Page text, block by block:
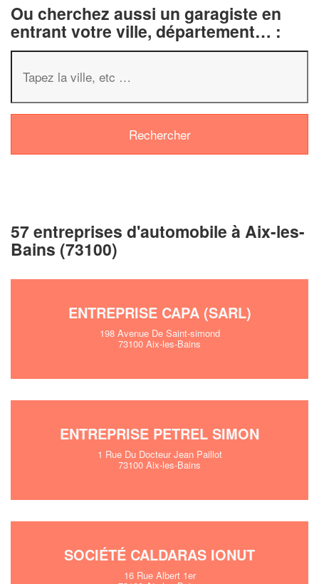
Ou cherchez aussi un garagiste en
entrant votre ville, département… :
57 entreprises d'automobile à Aix-les-
Bains (73100)
ENTREPRISE CAPA (SARL)
198 Avenue De Saint-simond
73100 Aix-les-Bains
ENTREPRISE PETREL SIMON
1 Rue Du Docteur Jean Paillot
73100 Aix-les-Bains
SOCIÉTÉ CALDARAS IONUT
16 Rue Albert 1er